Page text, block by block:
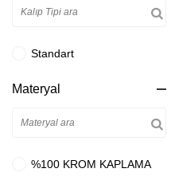
Standart
Materyal
%100 KROM KAPLAMA